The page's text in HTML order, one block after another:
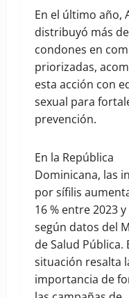
En el último año,
distribuyó más
condones en
priorizadas,
esta acción con
sexual para
prevención.
En la República
Dominicana, las
por sífilis
16 % entre 2023 y
según datos del
de Salud Pública.
situación resalta
importancia de